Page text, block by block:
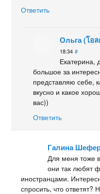
Ответить
Ольга (โอ
18:34 #
Екатерина,
большое за
представляю себе,
вкусно и какое
вас))
Ответить
Галина
Для меня тоже
они так любят
иностранцами.
спросить, что ответят?